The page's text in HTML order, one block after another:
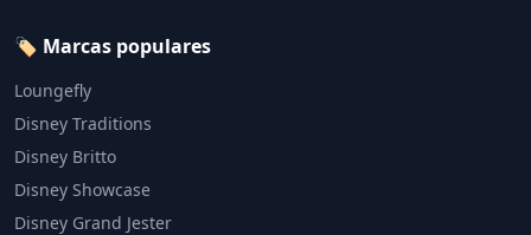
🏷️ Marcas populares
Loungefly
Disney Traditions
Disney Britto
Disney Showcase
Disney Grand Jester